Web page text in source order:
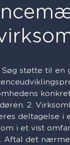
Søg støtte til
2.
deltagelse i
i et vist
Aftal det